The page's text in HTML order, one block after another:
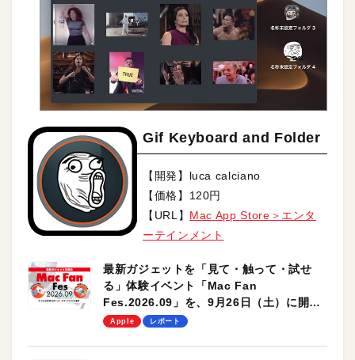
Gif Keyboard and Folder
【開発】luca calciano
【価格】120円
【URL】 Mac App Store＞エンタ
ーテインメント
最新ガジェットを「見て・触って・試せ
る」体験イベント「Mac Fan
Fes.2026.09」を、9月26日（土）に開催
します！
Apple レポート